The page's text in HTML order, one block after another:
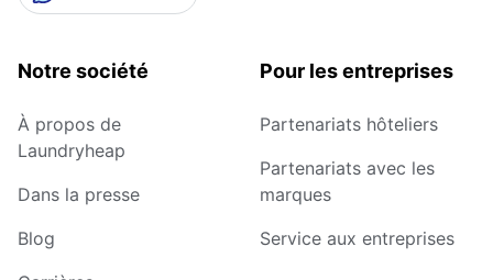
Notre société
À propos de
Laundryheap
Dans la presse
Blog
Pour les entreprises
Partenariats hôteliers
Partenariats avec les
marques
Service aux entreprises